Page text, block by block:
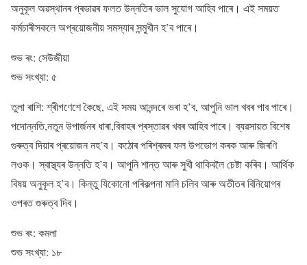
অনুকূল অৱস্থানৰ প্ৰভাৱৰ ফলত উন্নতিৰ ভাল সুযোগ আহিব পাৰে। এই সময়ত
কৰ্মচাৰীসকলে অপ্ৰয়োজনীয় সমস্যাৰ সন্মুখীন হ’ব পাৰে।
শুভ ৰং: সেউজীয়া
শুভ সংখ্যা: ৫
তুলা ৰাশি: শ্ৰীগণেশে কৈছে, এই সময় আনন্দৰে ভৰা হ’ব, আপুনি ভাল খবৰ পাব পাৰে।
পদোন্নতি,নতুন উপাৰ্জনৰ ধাৰা,বিবাহৰ প্ৰস্তাৱৰ খবৰ আহিব পাৰে। ব্যৱসায়ত বিশেষ
গুৰুত্ব দিয়াৰ প্ৰয়োজন নহ’ব। কঠোৰ পৰিশ্ৰমৰ ফল উপভোগ কৰক আৰু জিৰণি
লওক। স্বাস্থ্যৰ উন্নতি হ’ব। আপুনি শান্ত আৰু সুখী থাকিবলৈ চেষ্টা কৰিব। আৰ্থিক
বিষয় অনুকূল হ’ব। কিন্তু যিকোনো পৰিকল্পনা মানি চলিব আৰু অতীতৰ বিনিয়োগৰ
ওপৰত গুৰুত্ব দিব।
শুভ ৰং: কমলা
শুভ সংখ্যা: ১৮